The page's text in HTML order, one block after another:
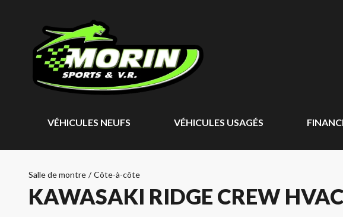
VÉHICULES NEUFS VÉHICULES USAGÉS
Salle de montre / Côte-à-côte
KAWASAKI RIDGE CREW